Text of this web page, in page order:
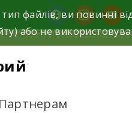
facebookinstagram
Партнерам
файлів, ви повинні
або не